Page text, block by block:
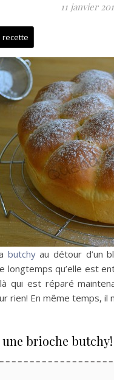
11 janvier
butchyau détour d’un
longtemps qu’elle est
qui est réparé
rien! En même temps, il
brioche butchy!